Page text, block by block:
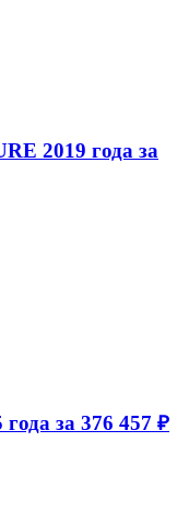
2019 года за
за 376 457 ₽